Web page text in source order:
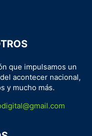
que impulsamos un
acontecer nacional,
y mucho más.